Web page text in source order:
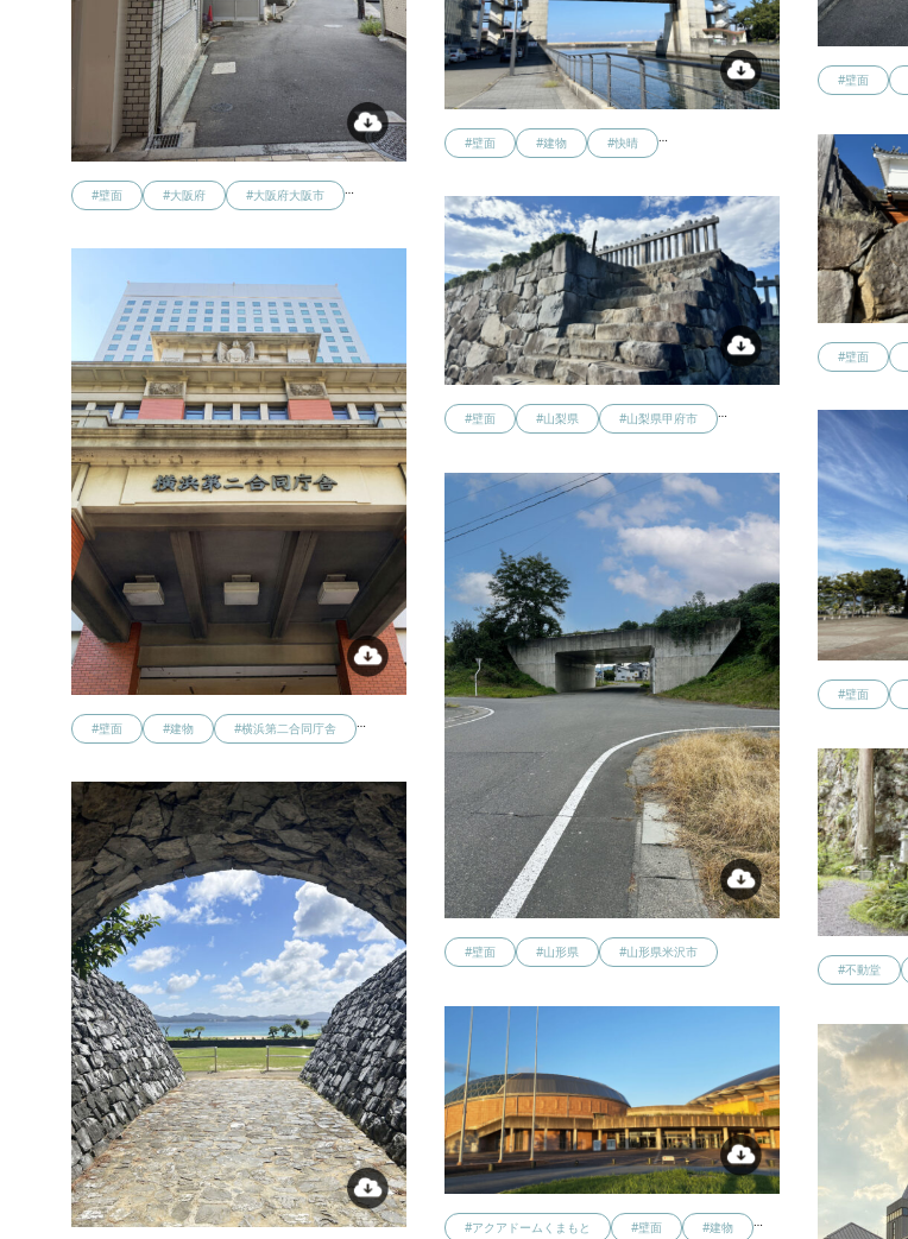
#壁面
#壁面 #大阪府 #大阪府大阪市
#壁面 #建物 #快晴 …
#壁面
#壁面 #山梨県 #山梨県甲府市 …
#壁面 #建物 #横浜第二合同庁舎
#壁面
#壁面 #山形県
#山形県米沢市
#不動堂
#アクアドームくまもと #壁面 #建物 …